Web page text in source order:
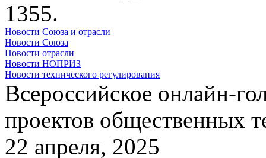
1355.
Новости Союза и отрасли
Новости Союза
Новости отрасли
Новости НОПРИЗ
Новости технического регулирования
Всероссийское онлайн-
проектов общественных
22 апреля, 2025